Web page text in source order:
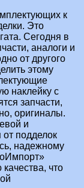
к
Это
Сегодня в
аналоги и
от другого
этому
наклейку с
запчасти,
оригиналы.
и
от подделок
надежному
что